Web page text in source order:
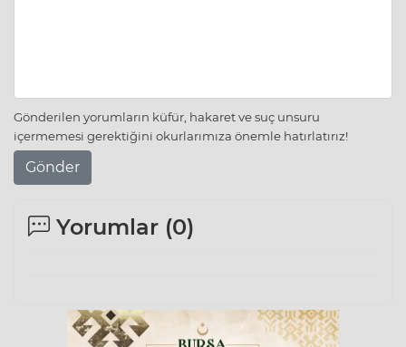
Gönderilen yorumların küfür, hakaret ve suç unsuru
içermemesi gerektiğini okurlarımıza önemle hatırlatırız!
Gönder
Yorumlar (0)